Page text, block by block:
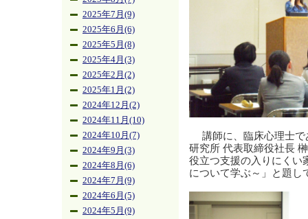
2025年7月(9)
2025年6月(6)
2025年5月(8)
2025年4月(3)
2025年2月(2)
2025年1月(2)
2024年12月(2)
2024年11月(10)
2024年10月(7)
2024年9月(3)
2024年8月(6)
2024年7月(9)
2024年6月(5)
2024年5月(9)
講師に、臨床心理士で
研究所 代表取締役社長
役立つ支援の入りにくい
について学ぶ～」と題し